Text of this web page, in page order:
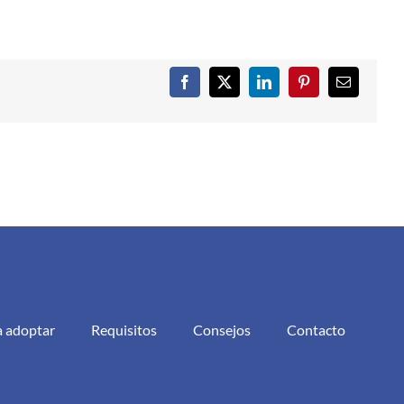
Facebook
X LinkedInPinterestCorreo
electrónico
adoptar Requisitos Consejos Contacto